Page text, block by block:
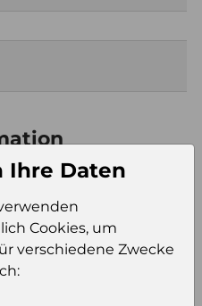
Ihre Daten
Cookies, um
verschiedene Zwecke